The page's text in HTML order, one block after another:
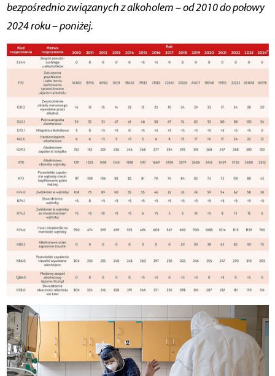
bezpośrednio związanych z alkoholem – od 2010 do połowy
2024 roku – poniżej.